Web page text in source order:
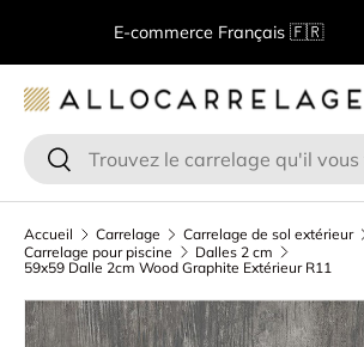
Aller au contenu
E-commerce Français 🇫🇷
Recherche
Rechercher
Accueil Carrelage
Carrelage de sol extérieur
Carrelage pour piscine
Dalles 2 cm
59x59 Dalle 2cm Wood Graphite Extérieur R11